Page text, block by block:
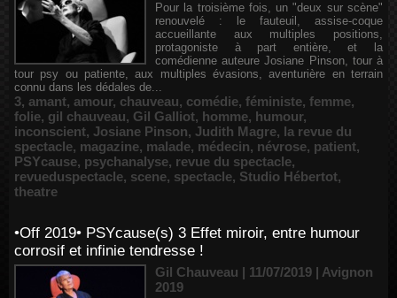
Pour la troisième fois, un "deux sur scène"
renouvelé : le fauteuil, assise-coque
accueillante aux multiples positions,
protagoniste à part entière, et la
comédienne auteure Josiane Pinson, tour à
tour psy ou patiente, aux multiples évasions, aventurière en terrain
connu dans les dédales de...
3, amant, amour, chauveau, comédie, féministe, femme,
folie, gil chauveau, Gil Galliot, homme, humour,
inconscient, Josiane Pinson, Judith Magre, la revue du
spectacle, magazine, malade, médecin, névrose, patient,
PSYcause, psychanalyse, revue du spectacle,
revueduspectacle, scene, spectacle, Studio Hébertot,
theatre
•Off 2019• PSYcause(s) 3 Effet miroir, entre humour
corrosif et infinie tendresse !
Gil Chauveau | 11/07/2019 | Avignon
2019